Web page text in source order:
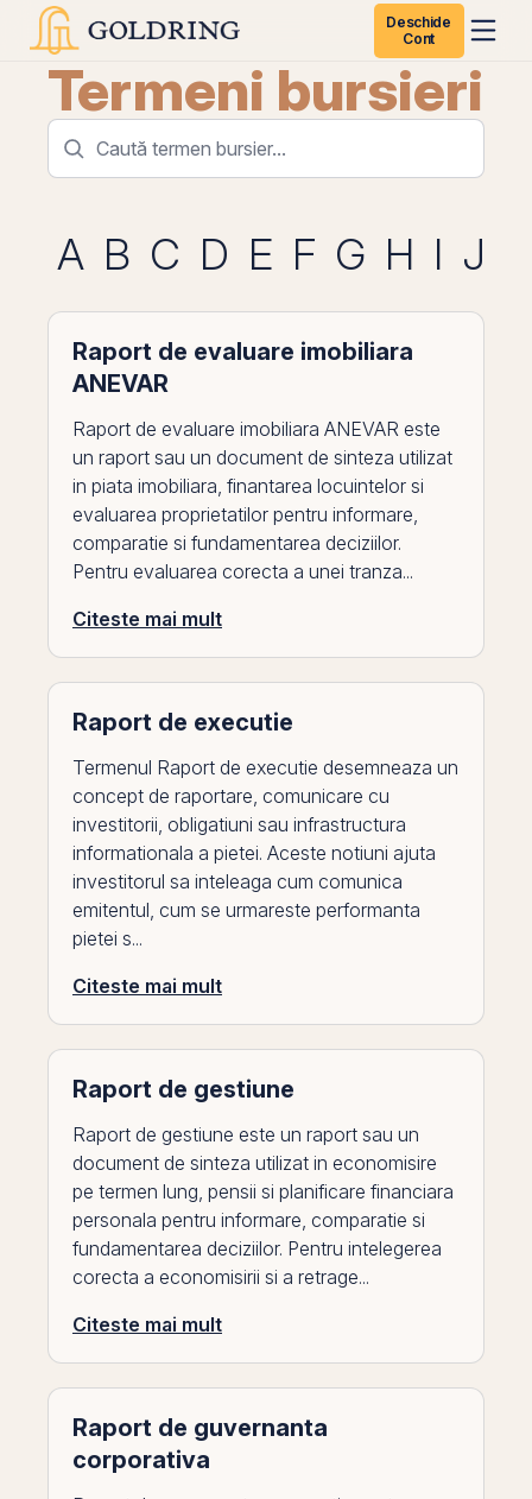
Deschide
Cont
Termeni bursieri
A B C D E F G H I J
Raport de evaluare imobiliara
ANEVAR
Raport de evaluare imobiliara ANEVAR este
un raport sau un document de sinteza utilizat
in piata imobiliara, finantarea locuintelor si
evaluarea proprietatilor pentru informare,
comparatie si fundamentarea deciziilor.
Pentru evaluarea corecta a unei tranza...
Citeste mai mult
Raport de executie
Termenul Raport de executie desemneaza un
concept de raportare, comunicare cu
investitorii, obligatiuni sau infrastructura
informationala a pietei. Aceste notiuni ajuta
investitorul sa inteleaga cum comunica
emitentul, cum se urmareste performanta
pietei s...
Citeste mai mult
Raport de gestiune
Raport de gestiune este un raport sau un
document de sinteza utilizat in economisire
pe termen lung, pensii si planificare financiara
personala pentru informare, comparatie si
fundamentarea deciziilor. Pentru intelegerea
corecta a economisirii si a retrage...
Citeste mai mult
Raport de guvernanta
corporativa